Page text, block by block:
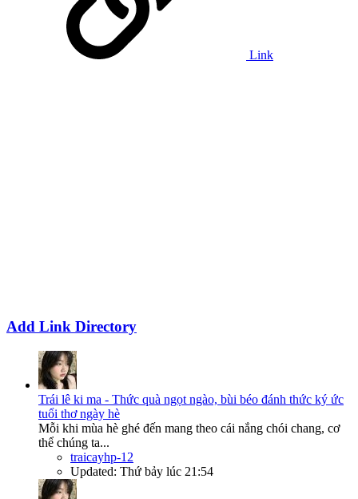
Link
Add Link Directory
Trái lê ki ma - Thức quà ngọt ngào, bùi béo đánh thức ký ức
tuổi thơ ngày hè
Mỗi khi mùa hè ghé đến mang theo cái nắng chói chang, cơ
thể chúng ta...
traicayhp-12
Updated: Thứ bảy lúc 21:54